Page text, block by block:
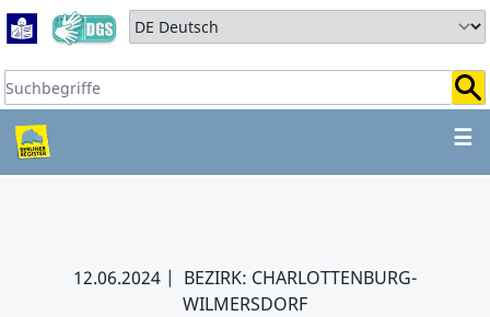
Zum Hauptbereich springen
Zum Hauptmenü springen
Sprache auswählen:
Suchbegriffe:
☰
ZUM HAUPTBEREICH
12.06.2024
BEZIRK: CHARLOTTENBURG-
WILMERSDORF